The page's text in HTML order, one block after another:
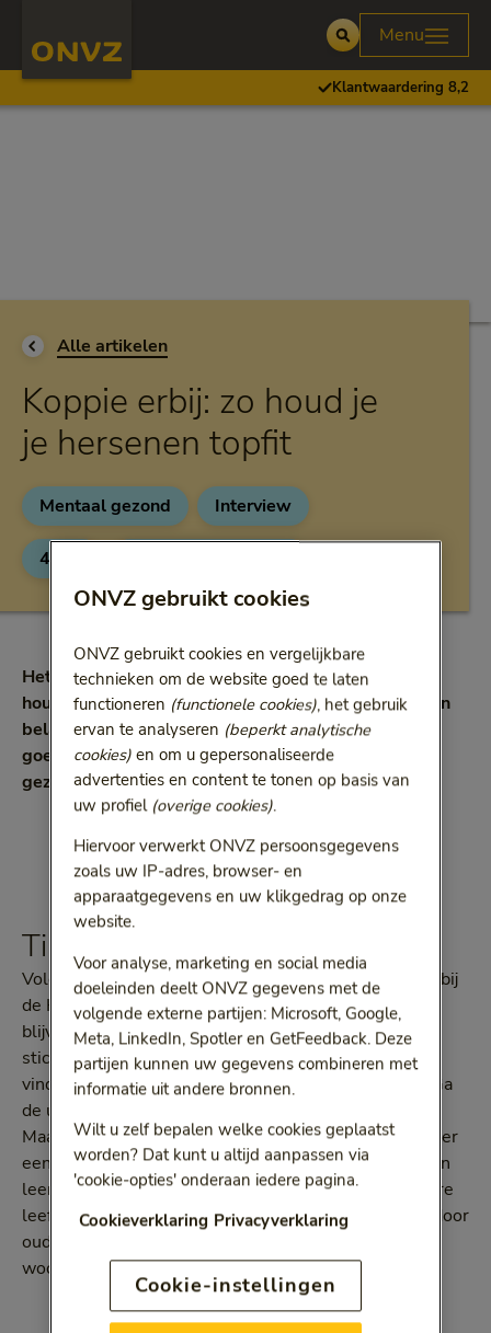
Open
Menu
Klantwaardering 8,2
Ga terug naar
Alle artikelen
Koppie erbij: zo houd je
je hersenen topfit
Categorie:
Mentaal gezond Categorie:
Interview
4 min
Het is belangrijk om je hersenen in topconditie te
houden. Onze hersenen zijn namelijk een complex en
belangrijk orgaan. Gaat er iets mis, dan kan het ook
goed misgaan. Daarom: 5 praktische tips voor een
gezond brein.
Tip 1: Daag je hersenen uit
Volgens Koko Beers, neurobioloog en woordvoerder bij
de Hersenstichting, is het belangrijk om je hersen te
blijven uitdagen. Ze vertelt op de website van de
stichting: ‘Probeer elke dag nieuwe activiteiten te
vinden die een beetje buiten je comfortzone liggen. Ga
de uitdaging aan in je werk en in het dagelijks leven.
Maak bijvoorbeeld een ingewikkelde hersenkraker, leer
een nieuwe taal of luister een podcast waar je iets van
leert. Door die mentale uitdaging vertraag je, op latere
leeftijd, de eerste symptomen van geheugenverlies door
ouderdom of een hersenaandoening.’ Hallo
woordzoeker!
ONVZ gebruikt cookies
ONVZ gebruikt cookies en vergelijkbare
technieken om de website goed te laten
functioneren (functionele cookies), het gebruik
ervan te analyseren (beperkt analytische
cookies)en om u gepersonaliseerde
advertenties en content te tonen op basis van
uw profiel (overige cookies).
Hiervoor verwerkt ONVZ persoonsgegevens
zoals uw IP-adres, browser- en
apparaatgegevens en uw klikgedrag op onze
website.
Voor analyse, marketing en social media
doeleinden deelt ONVZ gegevens met de
volgende externe partijen: Microsoft, Google,
Meta, LinkedIn, Spotler en GetFeedback. Deze
partijen kunnen uw gegevens combineren met
informatie uit andere bronnen.
Wilt u zelf bepalen welke cookies geplaatst
worden? Dat kunt u altijd aanpassen via
'cookie-opties' onderaan iedere pagina.
Cookieverklaring Privacyverklaring
Cookie-instellingen